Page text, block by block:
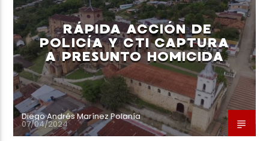
Neiva Estereo
RÁPIDA ACCIÓN DE
POLICÍA Y CTI CAPTURA
A PRESUNTO HOMICIDA
Diego Andrés Marínez Polanía
07/04/2024